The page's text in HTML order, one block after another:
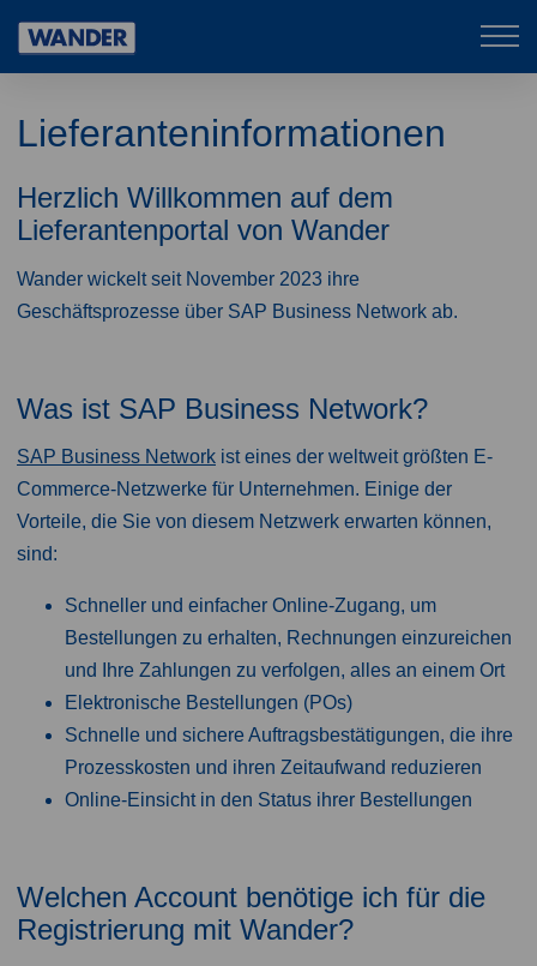
Wander
Lieferanteninformationen
Herzlich Willkommen auf dem
Lieferantenportal von Wander​
Wander wickelt seit November 2023 ihre
Geschäftsprozesse über SAP Business Network ab.
Was ist SAP Business Network?
SAP Business Network ist eines der weltweit größten E-
Commerce-Netzwerke für Unternehmen. Einige der
Vorteile, die Sie von diesem Netzwerk erwarten können,
sind:​
Schneller und einfacher Online-Zugang, um
Bestellungen zu erhalten, Rechnungen einzureichen
und Ihre Zahlungen zu verfolgen, alles an einem Ort​
Elektronische Bestellungen (POs) ​
Schnelle und sichere Auftragsbestätigungen, die ihre
Prozesskosten und ihren Zeitaufwand reduzieren​
Online-Einsicht in den Status ihrer Bestellungen
Welchen Account benötige ich für die
Registrierung mit Wander?